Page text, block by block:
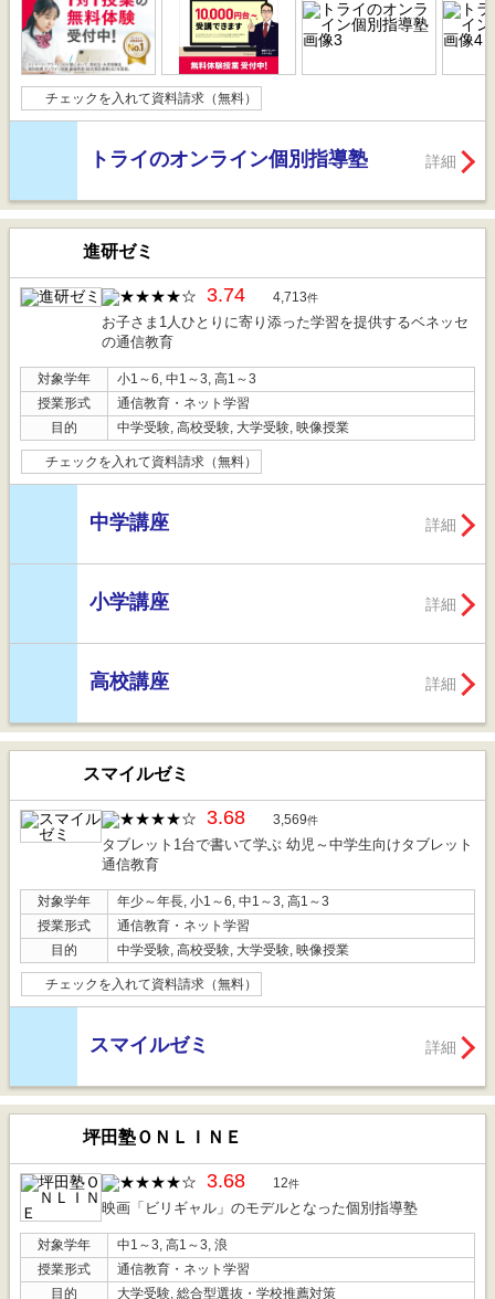
チェックを入れて資料請求（無料）
トライのオンライン個別指導塾 詳細
進研ゼミ
3.74 4,713件
お子さま1人ひとりに寄り添った学習を提供するベネッセ
の通信教育
対象学年
小1～6, 中1～3, 高1～3
授業形式
通信教育・ネット学習
目的
中学受験, 高校受験, 大学受験, 映像授業
チェックを入れて資料請求（無料）
中学講座 詳細
小学講座 詳細
高校講座 詳細
スマイルゼミ
3.68 3,569件
タブレット1台で書いて学ぶ 幼児～中学生向けタブレット
通信教育
対象学年
年少～年長, 小1～6, 中1～3, 高1～3
授業形式
通信教育・ネット学習
目的
中学受験, 高校受験, 大学受験, 映像授業
チェックを入れて資料請求（無料）
スマイルゼミ 詳細
坪田塾ＯＮＬＩＮＥ
3.68 12件
映画「ビリギャル」のモデルとなった個別指導塾
対象学年
中1～3, 高1～3, 浪
授業形式
通信教育・ネット学習
目的
大学受験, 総合型選抜・学校推薦対策